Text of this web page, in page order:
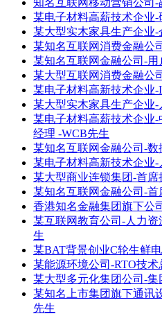
知名互联网移动营销公司-
某电子材料高薪技术企业
某大型实木家具生产企业
某知名互联网消费金融公
某知名互联网金融公司-
某大型互联网消费金融公
某电子材料高新技术企业
某大型实木家具生产企业
某电子材料高薪技术企业
经理 -WCB先生
某知名互联网金融公司-
某电子材料高新技术企业
某大型商业连锁集团-首
某知名互联网金融公司-
香港知名金融集团旗下公
某互联网教育公司-人力
生
某BAT背景创业C轮生鲜
某能源环境公司-RTO技
某大型多元化集团公司-集
某知名上市集团旗下通讯
先生